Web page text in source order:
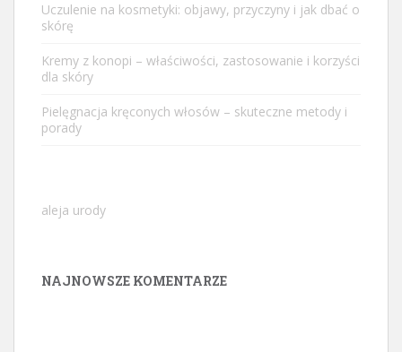
Uczulenie na kosmetyki: objawy, przyczyny i jak dbać o
skórę
Kremy z konopi – właściwości, zastosowanie i korzyści
dla skóry
Pielęgnacja kręconych włosów – skuteczne metody i
porady
aleja urody
NAJNOWSZE KOMENTARZE